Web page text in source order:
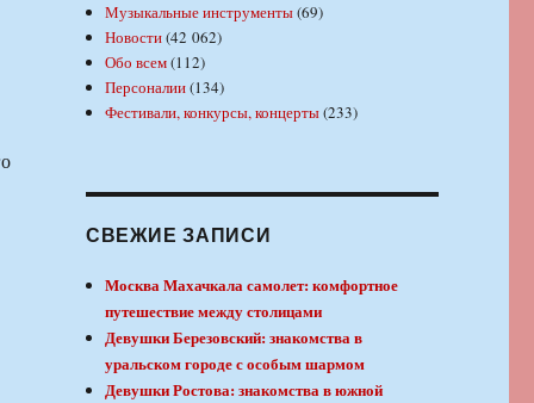
Музыкальные инструменты(69)
Новости(42 062)
Обо всем(112)
Персоналии(134)
Фестивали, конкурсы, концерты(233)
СВЕЖИЕ ЗАПИСИ
Москва Махачкала самолет: комфортное
путешествие между столицами
Девушки Березовский: знакомства в
уральском городе с особым шармом
Девушки Ростова: знакомства в южной